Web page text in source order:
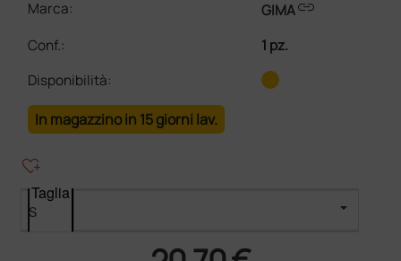
Marca:
GIMAlink
Conf.:
1 pz.
Disponibilità:
In magazzino in 15 giorni lav.
heart_plus
Taglia